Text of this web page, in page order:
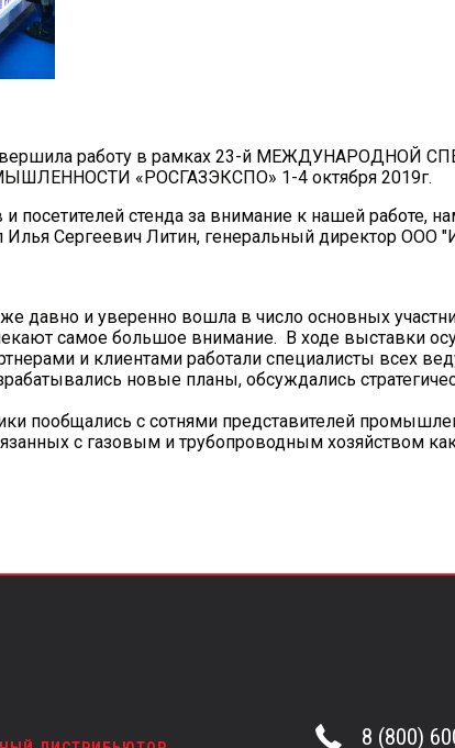
работу в рамках 23-й МЕЖДУНАРОДНОЙ
«РОСГАЗЭКСПО» 1-4 октября 2019г.
посетителей стенда за внимание к нашей работе,
Илья Сергеевич Литин, генеральный директор ООО
давно и уверенно вошла в число основных
самое большое внимание. В ходе выставки
и клиентами работали специалисты всех
новые планы, обсуждались
пообщались с сотнями представителей
с газовым и трубопроводным хозяйством
8 (800)